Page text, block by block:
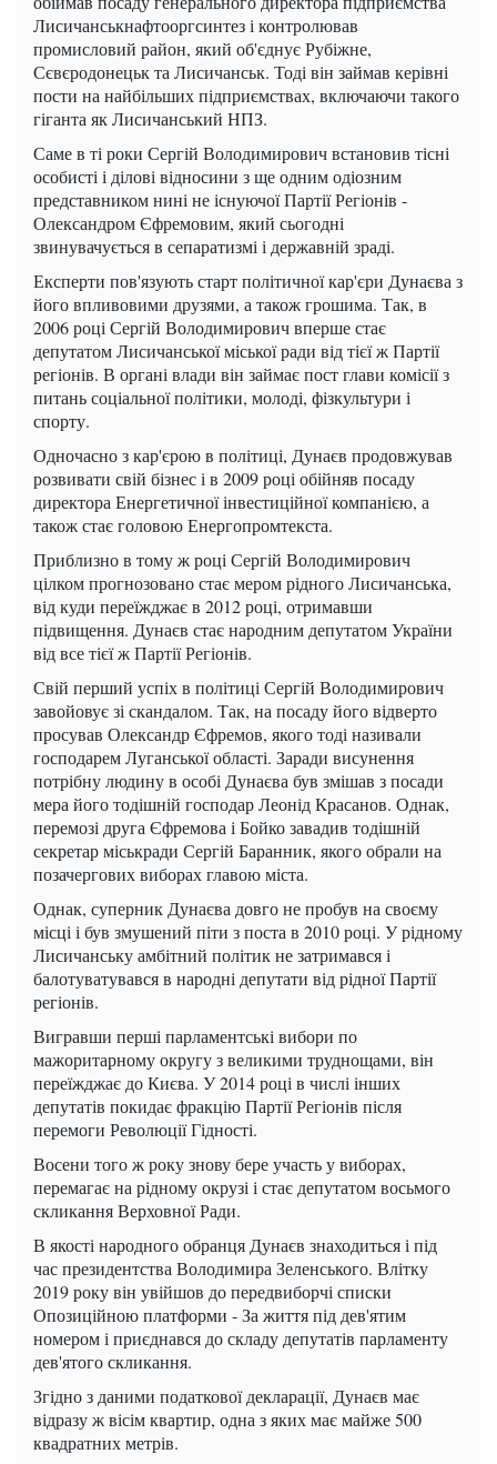
Лисичанськнафтооргсинтез і контролював
промисловий район, який об'єднує Рубіжне,
Сєвєродонецьк та Лисичанськ. Тоді він займав керівні
пости на найбільших підприємствах, включаючи такого
гіганта як Лисичанський НПЗ.
Саме в ті роки Сергій Володимирович встановив тісні
особисті і ділові відносини з ще одним одіозним
представником нині не існуючої Партії Регіонів -
Олександром Єфремовим, який сьогодні
звинувачується в сепаратизмі і державній зраді.
Експерти пов'язують старт політичної кар'єри Дунаєва з
його впливовими друзями, а також грошима. Так, в
2006 році Сергій Володимирович вперше стає
депутатом Лисичанської міської ради від тієї ж Партії
регіонів. В органі влади він займає пост глави комісії з
питань соціальної політики, молоді, фізкультури і
спорту.
Одночасно з кар'єрою в політиці, Дунаєв продовжував
розвивати свій бізнес і в 2009 році обійняв посаду
директора Енергетичної інвестиційної компанією, а
також стає головою Енергопромтекста.
Приблизно в тому ж році Сергій Володимирович
цілком прогнозовано стає мером рідного Лисичанська,
від куди переїжджає в 2012 році, отримавши
підвищення. Дунаєв стає народним депутатом України
від все тієї ж Партії Регіонів.
Свій перший успіх в політиці Сергій Володимирович
завойовує зі скандалом. Так, на посаду його відверто
просував Олександр Єфремов, якого тоді називали
господарем Луганської області. Заради висунення
потрібну людину в особі Дунаєва був змішав з посади
мера його тодішній господар Леонід Красанов. Однак,
перемозі друга Єфремова і Бойко завадив тодішній
секретар міськради Сергій Баранник, якого обрали на
позачергових виборах главою міста.
Однак, суперник Дунаєва довго не пробув на своєму
місці і був змушений піти з поста в 2010 році. У рідному
Лисичанську амбітний політик не затримався і
балотуватувався в народні депутати від рідної Партії
регіонів.
Вигравши перші парламентські вибори по
мажоритарному округу з великими труднощами, він
переїжджає до Києва. У 2014 році в числі інших
депутатів покидає фракцію Партії Регіонів після
перемоги Революції Гідності.
Восени того ж року знову бере участь у виборах,
перемагає на рідному окрузі і стає депутатом восьмого
скликання Верховної Ради.
В якості народного обранця Дунаєв знаходиться і під
час президентства Володимира Зеленського. Влітку
2019 року він увійшов до передвиборчі списки
Опозиційною платформи - За життя під дев'ятим
номером і приєднався до складу депутатів парламенту
дев'ятого скликання.
Згідно з даними податкової декларації, Дунаєв має
відразу ж вісім квартир, одна з яких має майже 500
квадратних метрів.